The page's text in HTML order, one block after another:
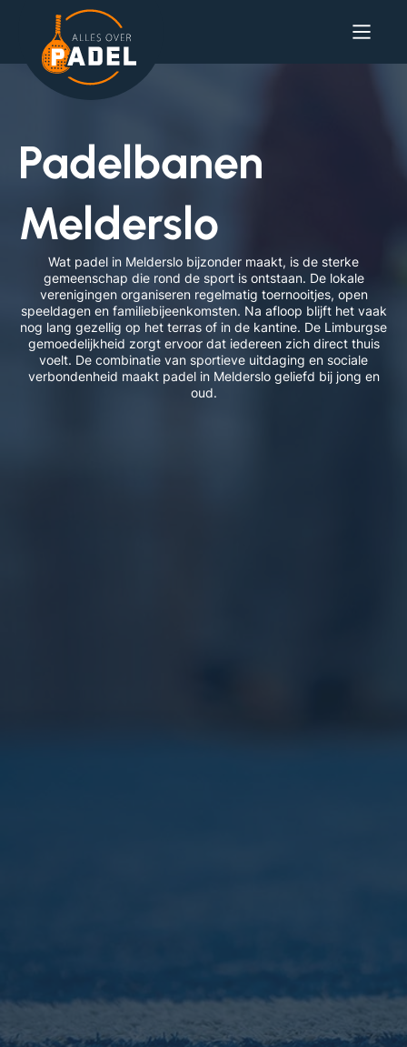
Padelbanen
Melderslo
Wat padel in Melderslo bijzonder maakt, is de sterke
gemeenschap die rond de sport is ontstaan. De lokale
verenigingen organiseren regelmatig toernooitjes, open
speeldagen en familiebijeenkomsten. Na afloop blijft het vaak
nog lang gezellig op het terras of in de kantine. De Limburgse
gemoedelijkheid zorgt ervoor dat iedereen zich direct thuis
voelt. De combinatie van sportieve uitdaging en sociale
verbondenheid maakt padel in Melderslo geliefd bij jong en
oud.